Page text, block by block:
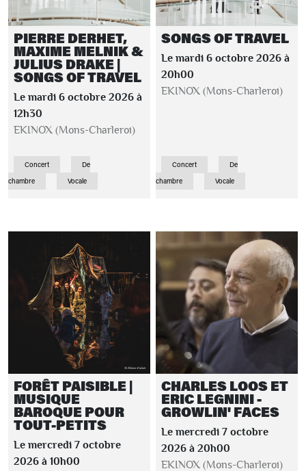
PIERRE DERHET,
MAXIME MELNIK &
JULIUS DRAKE |
SONGS OF TRAVEL
Le mardi 6 octobre 2026 à
12h30
EKINOX (Mons-Charleroi)
Concert
De
chambre
Vocale
SONGS OF TRAVEL
Le mardi 6 octobre 2026 à
20h00
EKINOX (Mons-Charleroi)
Concert
De
chambre
Vocale
FORÊT PAISIBLE |
MUSIQUE
BAROQUE POUR
TOUT-PETITS
Le mercredi 7 octobre
2026 à 10h00
CHARLES LOOS ET
ERIC LEGNINI -
GROWLIN' FACES
Le mercredi 7 octobre
2026 à 20h00
EKINOX (Mons-Charleroi)